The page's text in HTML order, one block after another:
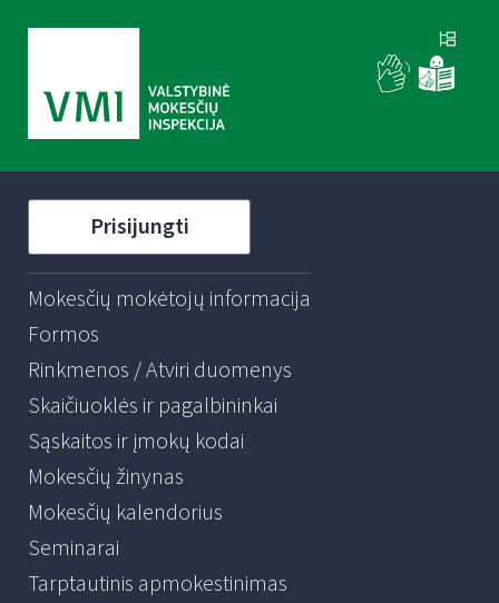
Prisijungti
Mokesčių mokėtojų informacija
Formos
Rinkmenos / Atviri duomenys
Skaičiuoklės ir pagalbininkai
Sąskaitos ir įmokų kodai
Mokesčių žinynas
Mokesčių kalendorius
Seminarai
Tarptautinis apmokestinimas